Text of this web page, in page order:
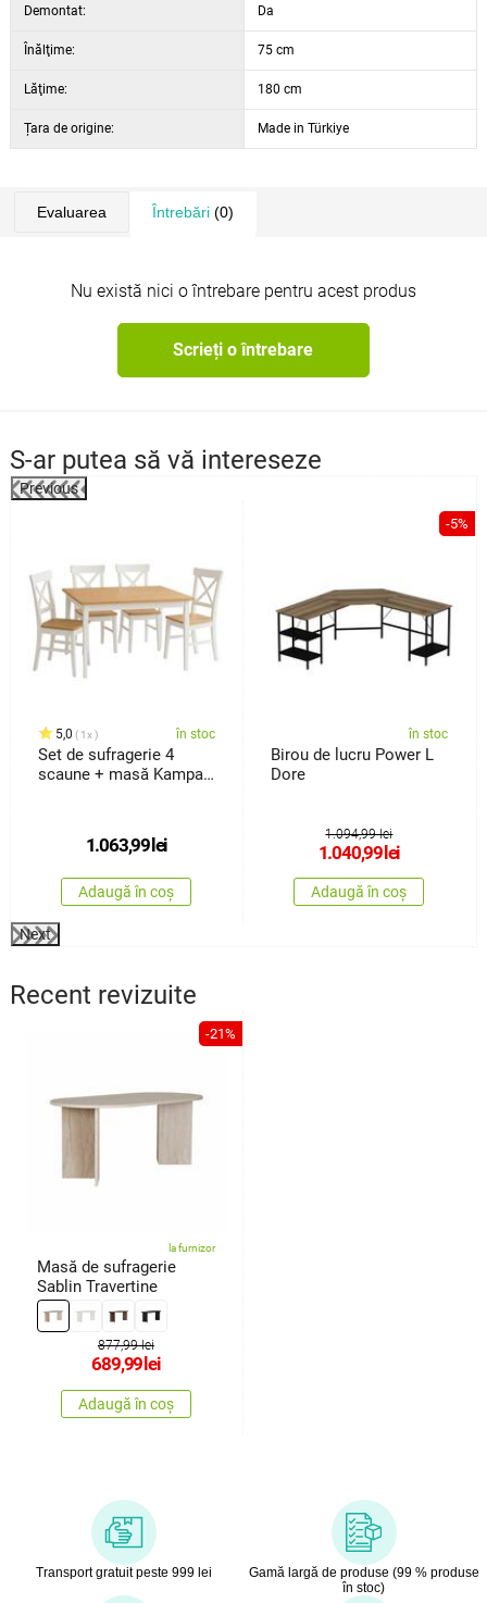
Demontat: Da
Înălţime: 75 cm
Lăţime: 180 cm
Țara de origine: Made in Türkiye
Evaluarea Întrebări(0)
Nu există nici o întrebare pentru acest produs
Scrieți o întrebare
S-ar putea să vă intereseze
Previous
5,0 1x în stoc
Set de sufragerie 4
scaune + masă Kampali,
1.063,99lei
Adaugă în coș
-5%
în stoc
Birou de lucru Power L
Dore
1.094,99 lei
1.040,99lei
Adaugă în coș
Next
Recent revizuite
-21%
la furnizor
Masă de sufragerie
Sablin Travertine
877,99 lei
689,99 lei
Adaugă în coș
Transport gratuit peste 999 lei
Gamă largă de produse (99 % produse
în stoc)